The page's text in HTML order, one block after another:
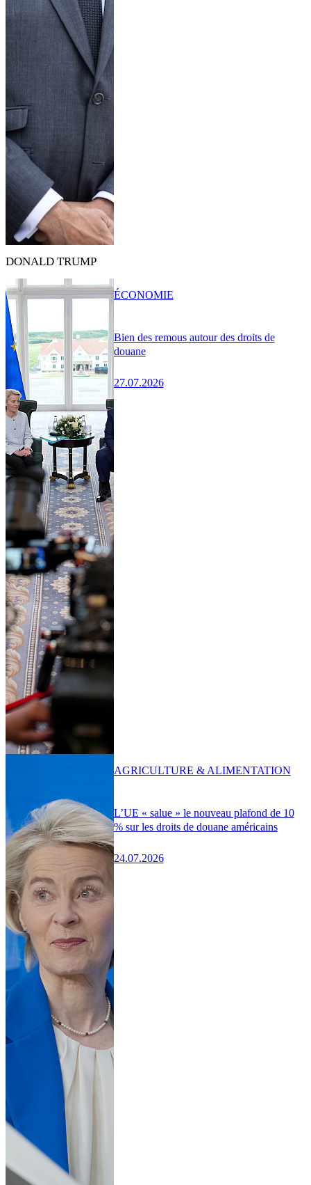
DONALD TRUMP
Bien des remous autour des droits de
douane
27.07.2026
ÉCONOMIE
L’UE « salue » le nouveau plafond de 10
% sur les droits de douane américains
24.07.2026
AGRICULTURE & ALIMENTATION